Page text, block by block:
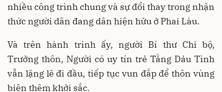
nhiều công trình chung và sự đổi thay trong nhận
thức người dân đang dân hiện hữu ở Phai Làu.
Và trên hành trình ấy, người Bí thư Chi bộ,
Trưởng thôn, Người có uy tín trẻ Tằng Dảu Tình
vẫn lặng lẽ đi đầu, tiếp tục vun đắp để thôn vùng
biên thêm khởi sắc.